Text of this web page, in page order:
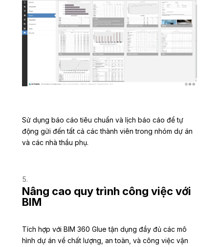
Sử dụng báo cáo tiêu chuẩn và lịch báo cáo để tự
động gửi đến tất cả các thành viên trong nhóm dự án
và các nhà thầu phụ.
Nâng cao quy trình công việc với
BIM
Tích hợp với BIM 360 Glue tận dụng đầy đủ các mô
hình dự án về chất lượng, an toàn, và công việc vận